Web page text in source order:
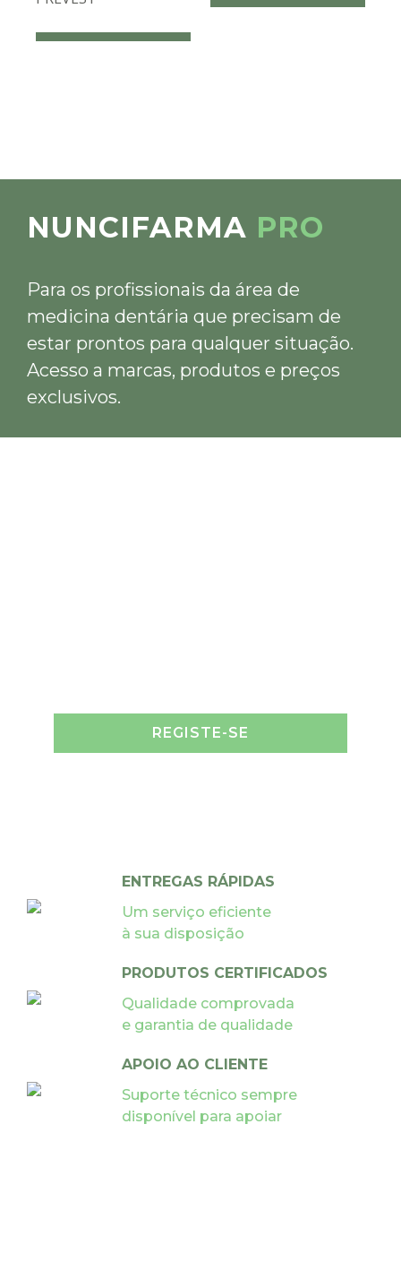
NUNCIFARMA PRO
Para os profissionais da área de
medicina dentária que precisam de
estar prontos para qualquer situação.
Acesso a marcas, produtos e preços
exclusivos.
REGISTE-SE
ENTREGAS RÁPIDAS
Um serviço eficiente
à sua disposição
PRODUTOS CERTIFICADOS
Qualidade comprovada
e garantia de qualidade
APOIO AO CLIENTE
Suporte técnico sempre
disponível para apoiar